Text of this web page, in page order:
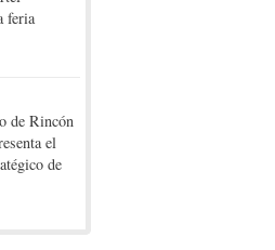
feria
de Rincón
el
de